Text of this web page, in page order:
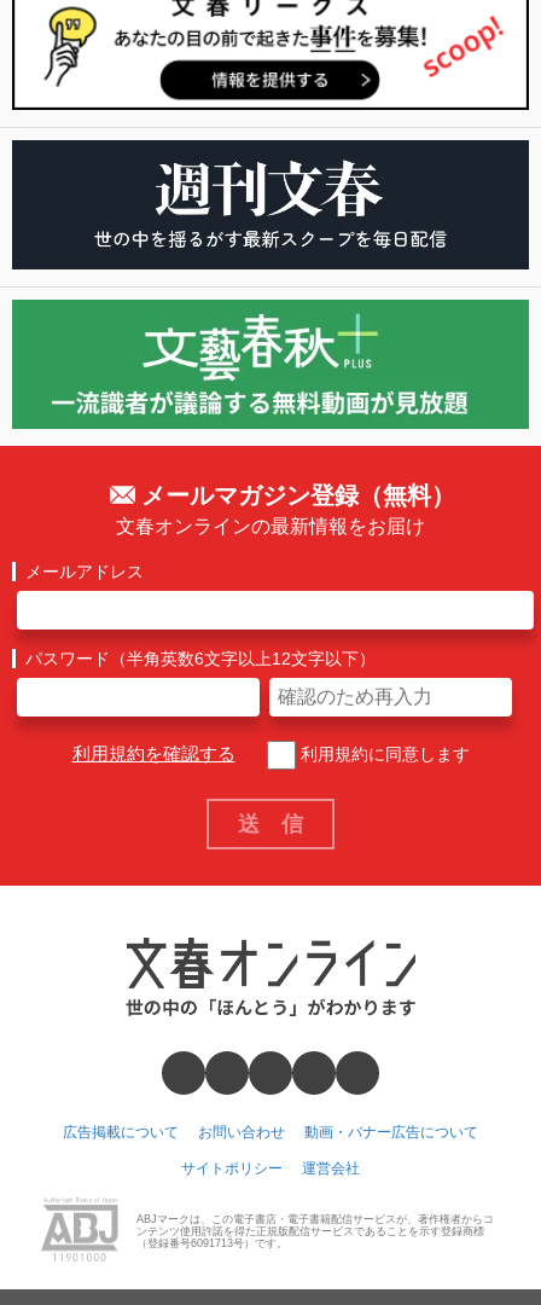
メールマガジン登録（無料）
文春オンラインの最新情報をお届け
メールアドレス
パスワード（半角英数6文字以上12文字以下）
利用規約を確認する 利用規約に同意します
広告掲載について お問い合わせ 動画・バナー広告について
サイトポリシー 運営会社
ABJマークは、この電子書店・電子書籍配信サービスが、著作権者からコ
ンテンツ使用許諾を得た正規版配信サービスであることを示す登録商標
（登録番号6091713号）です。